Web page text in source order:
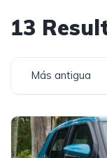
13
Más antigua